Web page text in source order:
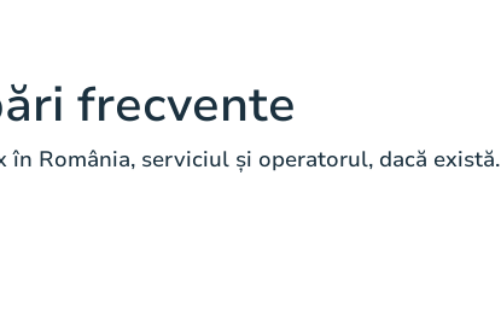
frecvente
România, serviciul și operatorul, dacă există.